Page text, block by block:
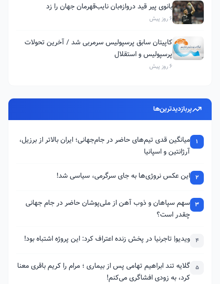
بانوی پیر قید دروازه‌بان نایب‌قهرمان جهان را زد
6 روز پیش
کاپیتان سابق پرسپولیس سرمربی شد / آخرین تحولات
پرسپولیس و استقلال
6 روز پیش
پربازدیدترین‌ها
1
میانگین قدی تیم‌های حاضر در جام‌جهانی؛ ایران بالاتر از برزیل،
آرژانتین و اسپانیا
2 این عکس نروژی‌ها به جای سرگرمی، سیاسی شد!
3 سهم سپاهان و ذوب آهن از ملی‌پوشان حاضر در جام جهانی
چقدر است؟
4 ویدیو| تاجرنیا در پخش زنده اعتراف کرد: این پروژه اشتباه بود!
5 گلایه تند ابراهیم تهامی پس از بیماری ؛ مرام را کریم باقری معنا
کرد، به زودی افشاگری می‌کنم!